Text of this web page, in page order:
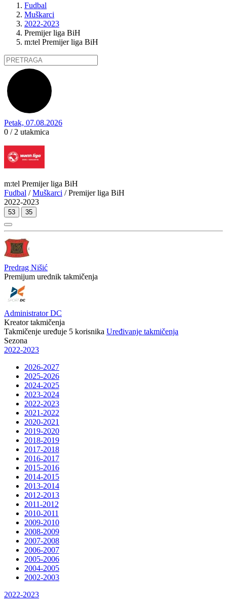
Fudbal
Muškarci
2022-2023
Premijer liga BiH
m:tel Premijer liga BiH
Petak, 07.08.2026
0 / 2 utakmica
m:tel Premijer liga BiH
Fudbal /Muškarci / Premijer liga BiH
2022-2023
53 35
Predrag Nišić
Premijum urednik takmičenja
Administrator DC
Kreator takmičenja
Takmičenje uređuje 5 korisnika Uređivanje takmičenja
Sezona
2022-2023
2026-2027
2025-2026
2024-2025
2023-2024
2022-2023
2021-2022
2020-2021
2019-2020
2018-2019
2017-2018
2016-2017
2015-2016
2014-2015
2013-2014
2012-2013
2011-2012
2010-2011
2009-2010
2008-2009
2007-2008
2006-2007
2005-2006
2004-2005
2002-2003
2022-2023